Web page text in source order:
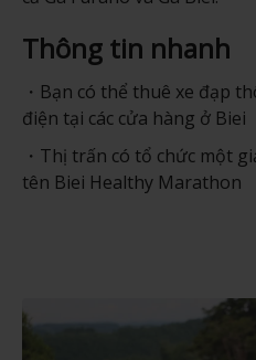
Thông tin nhanh
Bạn có thể thuê xe đạp
điện tại các cửa hàng ở Biei
Thị trấn có tổ chức một
tên Biei Healthy Marathon